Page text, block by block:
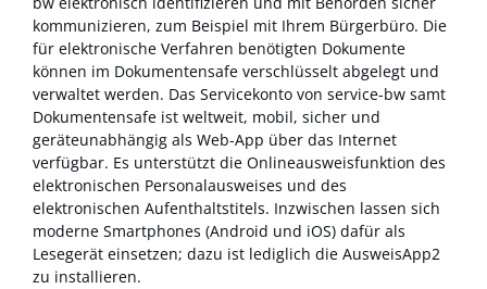
kommunizieren, zum Beispiel mit Ihrem Bürgerbüro. Die
für elektronische Verfahren benötigten Dokumente
können im Dokumentensafe verschlüsselt abgelegt und
verwaltet werden. Das Servicekonto von service-bw samt
Dokumentensafe ist weltweit, mobil, sicher und
geräteunabhängig als Web-App über das Internet
verfügbar. Es unterstützt die Onlineausweisfunktion des
elektronischen Personalausweises und des
elektronischen Aufenthaltstitels. Inzwischen lassen sich
moderne Smartphones (Android und iOS) dafür als
Lesegerät einsetzen; dazu ist lediglich die AusweisApp2
zu installieren.